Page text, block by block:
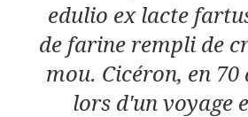
edulio ex lacte
de farine rempli de
mou. Cicéron, en 70
lors d'un voyage